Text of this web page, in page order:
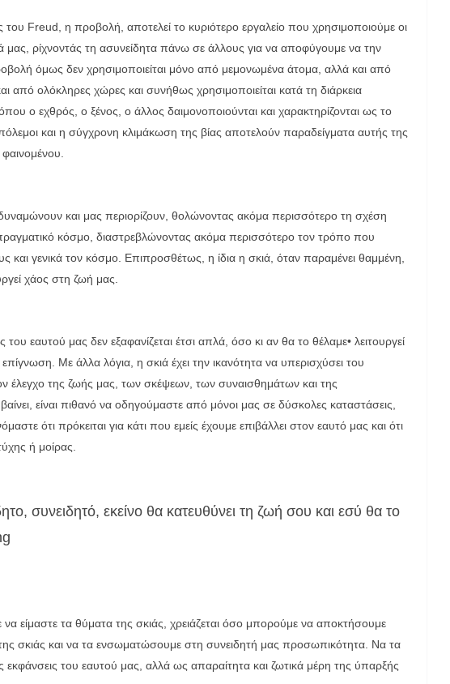
Freud, η προβολή, αποτελεί το κυριότερο εργαλείο που χρησιμοποιούμε οι
μας, ρίχνοντάς τη ασυνείδητα πάνω σε άλλους για να αποφύγουμε να την
όμως δεν χρησιμοποιείται μόνο από μεμονωμένα άτομα, αλλά και από
από ολόκληρες χώρες και συνήθως χρησιμοποιείται κατά τη διάρκεια
ο εχθρός, ο ξένος, ο άλλος δαιμονοποιούνται και χαρακτηρίζονται ως το
και η σύγχρονη κλιμάκωση της βίας αποτελούν παραδείγματα αυτής της
και μας περιορίζουν, θολώνοντας ακόμα περισσότερο τη σχέση
κόσμο, διαστρεβλώνοντας ακόμα περισσότερο τον τρόπο που
και γενικά τον κόσμο. Επιπροσθέτως, η ίδια η σκιά, όταν παραμένει θαμμένη,
χάος στη ζωή μας.
εαυτού μας δεν εξαφανίζεται έτσι απλά, όσο κι αν θα το θέλαμε• λειτουργεί
Με άλλα λόγια, η σκιά έχει την ικανότητα να υπερισχύσει του
έλεγχο της ζωής μας, των σκέψεων, των συναισθημάτων και της
είναι πιθανό να οδηγούμαστε από μόνοι μας σε δύσκολες καταστάσεις,
ότι πρόκειται για κάτι που εμείς έχουμε επιβάλλει στον εαυτό μας και ότι
ή μοίρας.
συνειδητό, εκείνο θα κατευθύνει τη ζωή σου και εσύ θα το
είμαστε τα θύματα της σκιάς, χρειάζεται όσο μπορούμε να αποκτήσουμε
σκιάς και να τα ενσωματώσουμε στη συνειδητή μας προσωπικότητα. Να τα
του εαυτού μας, αλλά ως απαραίτητα και ζωτικά μέρη της ύπαρξής